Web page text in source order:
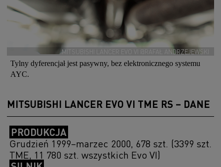
MITSUBISHI LANCER EVO VI @RAFAŁ ANDRZEJEWSKI
Tylny dyferencjał jest pasywny, bez elektronicznego systemu
AYC.
MITSUBISHI LANCER EVO VI TME RS – DANE
PRODUKCJA
Grudzień 1999–marzec 2000, 678 szt. (3399 szt.
TME, 11 780 szt. wszystkich Evo VI)